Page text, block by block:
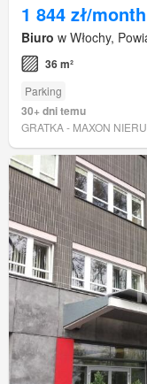
1 844 zł/month
Biuro w Włochy,
36 m²
Parking
30+ dni temu